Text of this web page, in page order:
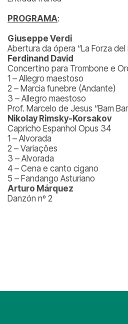
PROGRAMA:
Giuseppe Verdi
Abertura da ópera “La Forza del
Ferdinand David
Concertino para Trombone e
1 – Allegro maestoso
2 – Marcia funebre (Andante)
3 – Allegro maestoso
Prof. Marcelo de Jesus “Bam
Nikolay Rimsky-Korsakov
Capricho Espanhol Opus 34
1 – Alvorada
2 – Variações
3 – Alvorada
4 – Cena e canto cigano
5 – Fandango Asturiano
Arturo Márquez
Danzón nº 2